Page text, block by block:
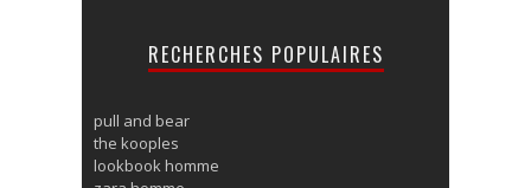
RECHERCHES POPULAIRES
pull and bear
the kooples
lookbook homme